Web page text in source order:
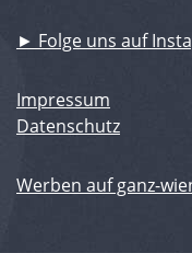
► Folge uns auf
Impressum
Datenschutz
Werben auf ganz-